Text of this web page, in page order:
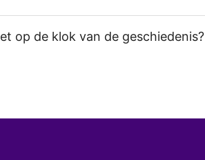
op de klok van de geschiedenis?